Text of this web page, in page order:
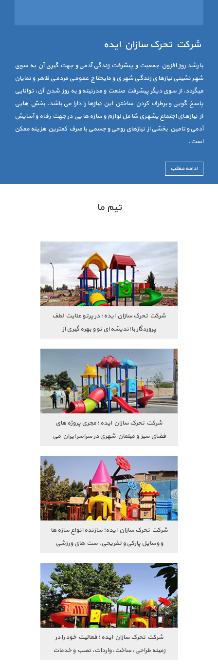
شرکت تحرک سازان ایده
با رشد روز افزون جمعیت و پیشرفت زندگی آدمی و جهت گیری آن به سوی
شهر نشینی نیازهای زندگی شهری و مایحتاج عمومی مردمی ظاهر و نمایان
میگردد. از سوی دیگر پیشرفت صنعت و مدرنیته و به روز شدن آن، توانایی
پاسخ گویی و برطرف کردن ساختن این نیازها را دارا می باشد. بخش هایی
از نیازهای اجتماع یشهری شامل لوازم و سازه هایی در جهت رفاه و آسایش
آدمی و تامین بخشی از نیازهای روحی و جسمی با صرف کمترین هزینه ممکن
است.
ادامه مطلب
تیم ما
شرکت تحرک سازان ایده ؛ در پرتو عنایت لطف
پروردگار با اندیشه ای نو و بهره گیری از
تولید این مرز و بوم سرمایه و افتخار می باشد.
شرکت تحرک سازان ایده ؛ مجری پروژه های
فضای سبز و مبلمان شهری در سراسر ایران می
ست ورزشی کودکان
شرکت تحرک سازان ایده؛ سازنده انواع سازه ها
و وسایل پارکی و تفریحی، ست های ورزشی
تاب، چرخ و فلک، الاکلنگ ،مبلمان شهری و
لوازم روشنایی پارکی و...
شرکت تحرک سازان ایده
شرکت تحرک سازان ایده ؛ فعالیت خود را در
زمینه طراحی، ساخت، واردات، نصب و خدمات